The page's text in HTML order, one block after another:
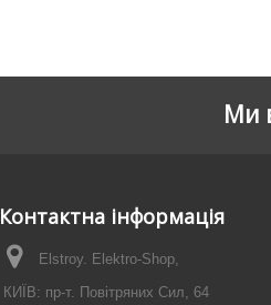
Ми
Контактна інформація
Elstroy. Elektro-Shop,
КИЇВ: пр-т. Повітряних Сил, 64